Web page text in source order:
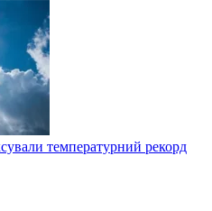
температурний рекорд